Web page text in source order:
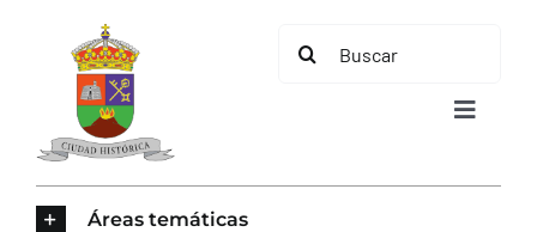
contenido
Buscar:
Toggle
Áreas temáticas